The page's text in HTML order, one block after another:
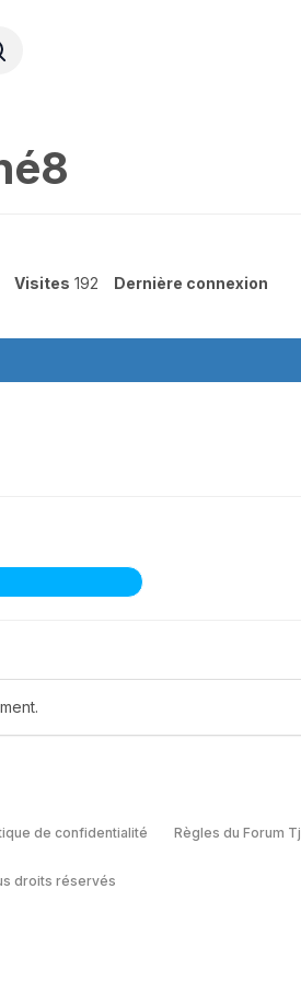
Visites 192
Dernière connexion
de confidentialité Règles du Forum Tj
droits réservés